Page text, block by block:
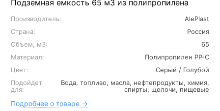
Подземная емкость 65 м3 из полипропилена
Производитель:
AlePlast
Страна:
Россия
Объем, м3:
65
Материал:
Полипропилен PP-C
Цвет:
Серый / Голубой
Подойдет
для:
Вода, топливо, масла, нефтепродукты, химия,
спирты, щелочи, пищевые
Подробнее о товаре →